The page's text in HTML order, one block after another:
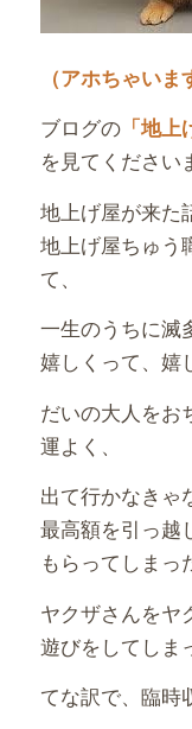
（アホちゃい
ブログの「地上
を見てください
地上げ屋が来た
地上げ屋ちゅう
て、
一生のうちに滅
嬉しくって、嬉
だいの大人をお
運よく、
出て行かなきゃ
最高額を引っ越
もらってしまっ
ヤクザさんをヤ
遊びをしてしま
てな訳で、臨時